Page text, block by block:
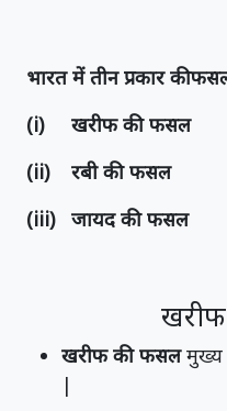
भारत में तीन प्रकार
(i) खरीफ की फसल
(ii) रबी की फसल
(iii) जायद की फसल
खरीफ की फसलमुख्य
|